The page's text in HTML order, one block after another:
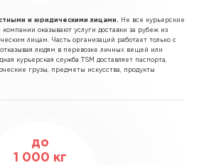
и юридическими лицами.
Не все курьерские
оказывают услуги доставки за рубеж из
лицам. Часть организаций работает только с
людям в перевозке личных вещей или
курьерская служба TSM доставляет паспорта,
грузы, предметы искусства, продукты
до
1 000 кг